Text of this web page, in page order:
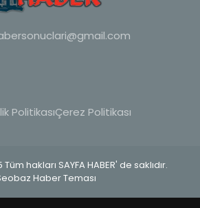
PolitikasıÇerez Politikası
hakları SAYFA HABER' de saklıdır.
Haber Teması